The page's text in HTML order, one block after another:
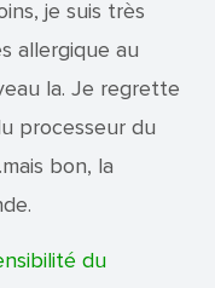
je suis très
allergique au
la. Je regrette
processeur du
bon, la
du